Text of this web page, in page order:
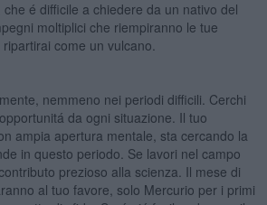
che é difficile a chiedere da un nativo del
moltiplici che riempiranno le tue
come un vulcano.
nemmeno nei periodi difficili. Cerchi
da ogni situazione. Il tuo
ampia apertura mentale, sta cercando la
in questo periodo. Se lavori nel campo
prezioso alla scienza. Il mese di
al tuo favore, solo Mercurio per i primi